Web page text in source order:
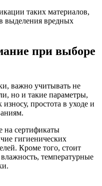
таких материалов,
выделения вредных
при выборе
важно учитывать не
но и такие параметры,
простота в уходе и
на сертификаты
гигиенических
Кроме того, стоит
температурные